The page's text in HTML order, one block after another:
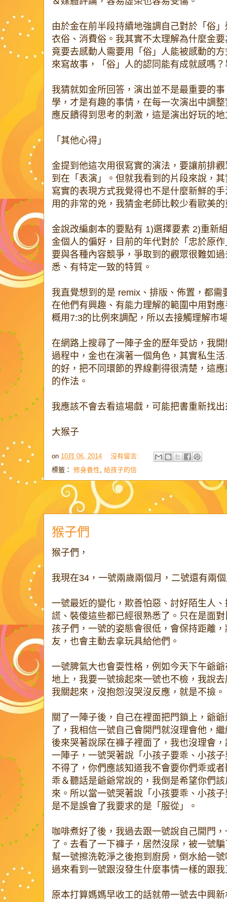
由於金在前半段持續地強調自己對於「俗
衣俗、消費俗。我其實不太理解為什麼金
竟要去感動人需要用「俗」人能被感動的
來寫故事，「俗」人的認同能有成就感嗎
我猜就如金所回答，演出並不是最重要的
學，才是有趣的事情，在每一次演出中調
應反饋得到思考的刺激，這是演出好玩的地
「其他心得」
金提到他這次用很寫實的演法，要讓前排
到在「表演」。但就我看到的片段來說，
寫實的表現方式我覺得也不是什麼新鮮的
用的非常的兇，我猜金老師比較少看歐美
金說改編劇本的要點有 1)選擇要素 2)重新
金個人的偏好，目前的年代對於「忠於原
要與各種內容競爭，爭取到的觀眾很難如
悉、有特定一致的特質。
我直覺想到的是 remix、排版、佈置，都
在他們有興趣、有能力理解的範圍中用對
概用7:3的比例來調配，所以去接觸理解市
在網路上搜尋了一陣子金的歷年受訪，我
過程中，金也在演著一個角色，其實私生
的好，把不同環節的界線劃得很清楚，這
的作法。
我應該不會去看這場戲，可能把書重新找
大猴子
on 10月 06, 2014
沒有留言:
標籤： 修身養性, 給孩子的信
猴子們
猴子們，
我現在34，一號兩歲兩個月，二號還有兩
一號最近的變化，欺善怕惡、討好陌生人
謊、裝傻這些都已經很熟悉了。只在是面
孩子們，一號的姿態會很低，會保持距離
友，也會主動去拿玩具給他們。
一號脾氣大也會耍性格，例如今天下午爺
地上，我要一號撿起來一號也不檢，我說
我關起來，沒抱怨沒哭沒反應，就是不撿。
關了一陣子後，自己在裡面把門鎖上，爺
了，我相信一號自己會開門就沒理會他，
後來哭著說尿在褲子裡面了，我也沒理會
一陣子，一號哭著說「小孩子要乖、小孩
不得了，你們應該知道我不會要你們乖或
乖＆聽話是爺爺常說的，我倒是希望你們
來。所以當一號哭著說「小孩要乖、小孩
是不是誤會了我要求的是「服從」。
咖啡煮好了後，我過去跟一號說自己開門
了。去看了一下褲子，居然沒尿，被一號
幫一號擦洗乾淨之後抱到廚房，倒水給一
過來看到一號跟沒發生什麼事情一樣的跟
原本打算媽媽早收工的話就帶一號去中興